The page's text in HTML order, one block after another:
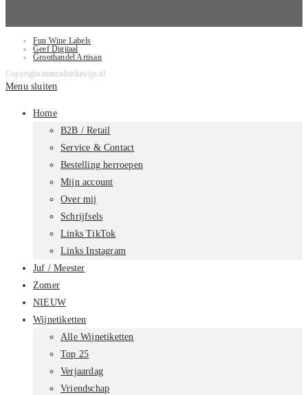
Fun Wine Labels
Geef Digitaal
Groothandel Artisan
Copyright mamadrinktwijn.nl
Menu sluiten
Home
B2B / Retail
Service & Contact
Bestelling herroepen
Mijn account
Over mij
Schrijfsels
Links TikTok
Links Instagram
Juf / Meester
Zomer
NIEUW
Wijnetiketten
Alle Wijnetiketten
Top 25
Verjaardag
Vriendschap